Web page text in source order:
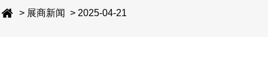
> 展商新闻 > 2025-04-21